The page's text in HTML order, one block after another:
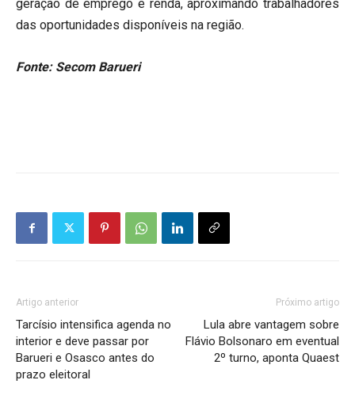
geração de emprego e renda, aproximando trabalhadores
das oportunidades disponíveis na região.
Fonte: Secom Barueri
Artigo anterior
Tarcísio intensifica agenda no
interior e deve passar por
Barueri e Osasco antes do
prazo eleitoral
Próximo artigo
Lula abre vantagem sobre
Flávio Bolsonaro em eventual
2º turno, aponta Quaest